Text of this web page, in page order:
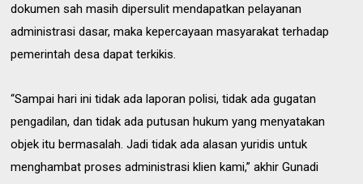
dokumen sah masih dipersulit mendapatkan pelayanan
administrasi dasar, maka kepercayaan masyarakat terhadap
pemerintah desa dapat terkikis.
“Sampai hari ini tidak ada laporan polisi, tidak ada gugatan
pengadilan, dan tidak ada putusan hukum yang menyatakan
objek itu bermasalah. Jadi tidak ada alasan yuridis untuk
menghambat proses administrasi klien kami,” akhir Gunadi